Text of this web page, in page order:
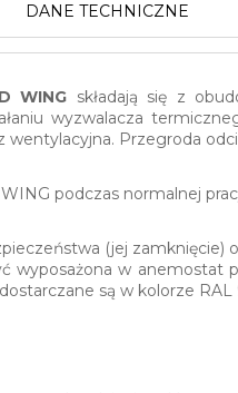
DANE TECHNICZNE
WING składają się z
wyzwalacza
wentylacyjna. Przegroda
podczas normalnej
(jej
wyposażona w
są w kolorze RAL